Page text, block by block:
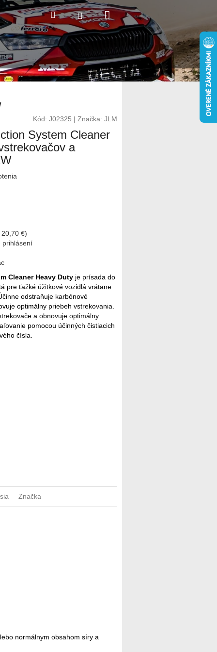
HľadaťPrihlásenieNákupný
košík
Kód: J02325 | Značka: JLM
System Cleaner
a
€)
prihlásení
Cleaner Heavy Duty je prísada do
pre ťažké úžitkové vozidlá vrátane
odstraňuje karbónové
optimálny priebeh vstrekovania.
a obnovuje optimálny
pomocou účinných čistiacich
čísla.
Značka
normálnym obsahom síry a